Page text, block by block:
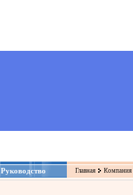
Руководство Главная Компания